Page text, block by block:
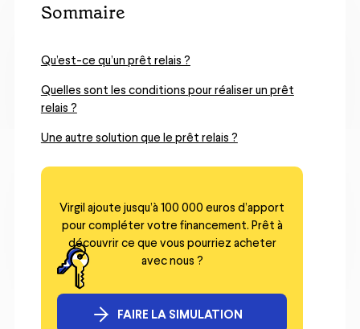
Sommaire
Qu’est-ce qu’un prêt relais ?
Quelles sont les conditions pour réaliser un prêt
relais ?
Une autre solution que le prêt relais ?
Virgil ajoute jusqu’à 100 000 euros d’apport
pour compléter votre financement. Prêt à
découvrir ce que vous pourriez acheter
avec nous ?
FAIRE LA SIMULATION